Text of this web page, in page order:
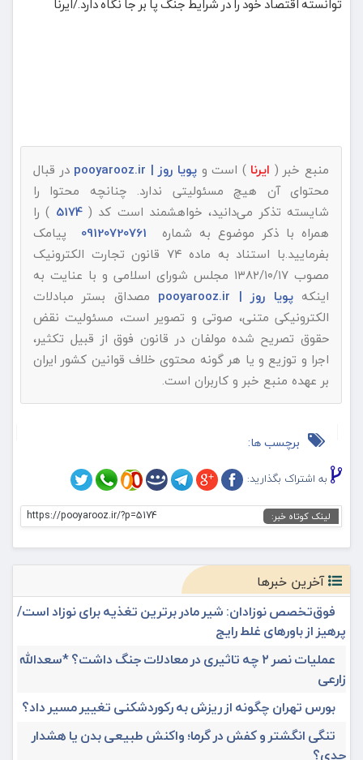
منبع خبر ( ایرنا ) است وپویا روز | pooyarooz.ir
در قبال
محتوای آن هیچ مسئولیتی ندارد. چنانچه محتوا را
شایسته تذکر می‌دانید، خواهشمند است کد (5174
) را
همراه با ذکر موضوع به شماره
پیامک
بفرمایید.با استناد به ماده ۷۴ قانون تجارت الکترونیک
مصوب ۱۳۸۲/۱۰/۱۷ مجلس شورای اسلامی و با عنایت به
اینکهپویا روز | pooyarooz.ir
مصداق بستر مبادلات
الکترونیکی متنی، صوتی و تصویر است، مسئولیت نقض
حقوق تصریح شده مولفان در قانون فوق از قبیل تکثیر،
اجرا و توزیع و یا هر گونه محتوی خلاف قوانین کشور ایران
بر عهده منبع خبر و کاربران است.
برچسب ها:
به اشتراک بگذارید:
لینک کوتاه خبر: https://pooyarooz.ir/?p=5174
آخرین خبرها
فوق‌تخصص نوزادان: شیر مادر برترین تغذیه برای نوزاد است/
پرهیز از باورهای غلط رایج
عملیات نصر ۲ چه تاثیری در معادلات جنگ داشت؟ *سعدالله
زارعی
بورس تهران چگونه از ریزش به رکوردشکنی تغییر مسیر داد؟
تنگی انگشتر و کفش در گرما؛ واکنش طبیعی بدن یا هشدار
جدی؟